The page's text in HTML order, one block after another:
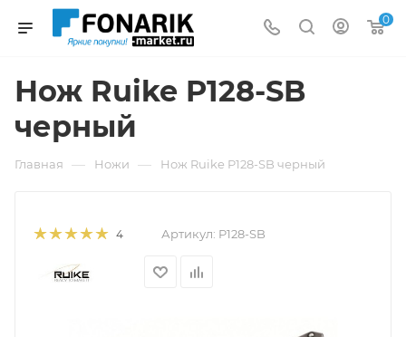
0
Нож Ruike P128-SB
черный
Главная — Ножи — Нож Ruike P128-SB черный
4 Артикул: P128-SB